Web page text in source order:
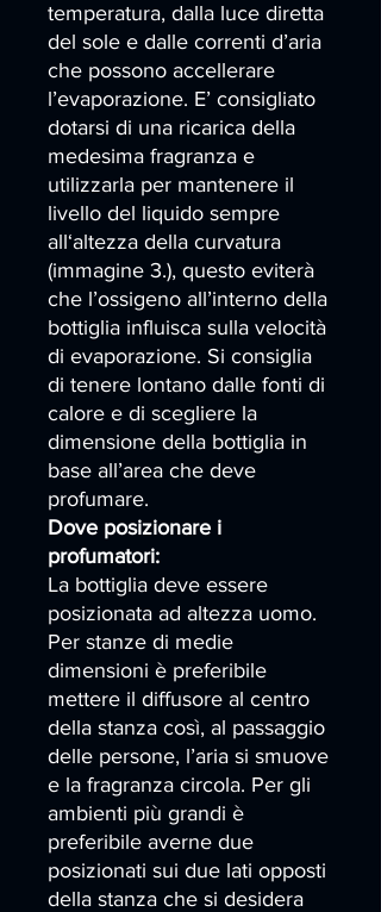
temperatura, dalla luce diretta
del sole e dalle correnti d’aria
che possono accellerare
l’evaporazione. E’ consigliato
dotarsi di una ricarica della
medesima fragranza e
utilizzarla per mantenere il
livello del liquido sempre
all‘altezza della curvatura
(immagine 3.), questo eviterà
che l’ossigeno all’interno della
bottiglia influisca sulla velocità
di evaporazione. Si consiglia
di tenere lontano dalle fonti di
calore e di scegliere la
dimensione della bottiglia in
base all’area che deve
profumare.
Dove posizionare i
profumatori:
La bottiglia deve essere
posizionata ad altezza uomo.
Per stanze di medie
dimensioni è preferibile
mettere il diffusore al centro
della stanza così, al passaggio
delle persone, l’aria si smuove
e la fragranza circola. Per gli
ambienti più grandi è
preferibile averne due
posizionati sui due lati opposti
della stanza che si desidera